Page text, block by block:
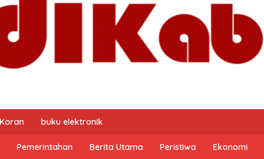
buku elektronik
Pemerintahan Berita Utama Peristiwa Ekonomi